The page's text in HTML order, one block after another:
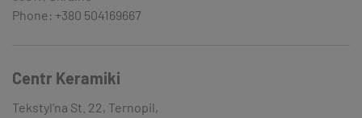
Phone: +380 504169667
Centr Keramiki
Tekstyl'na St. 22, Ternopil,